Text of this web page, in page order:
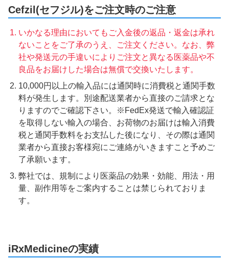
Cefzil(セフジル)をご注文時のご注意
いかなる理由においてもご入金後の返品・返金は承れ
ないことをご了承のうえ、ご注文ください。なお、弊
社や発送元の手違いによりご注文と異なる医薬品や不
良品をお届けした場合は無償で交換いたします。
10,000円以上の輸入品には通関時に消費税と通関手数
料が発生します。別途配送業者から直接のご請求とな
りますのでご確認下さい。※FedEx発送で輸入確認証
を取得しない輸入の場合、お荷物のお届けは輸入消費
税と通関手数料をお支払した後になり、その際は通関
業者から直接お客様宛にご連絡がいきますこと予めご
了承願います。
弊社では、規制により医薬品の効果・効能、用法・用
量、副作用等をご案内することは禁じられておりま
す。
iRxMedicineの実績